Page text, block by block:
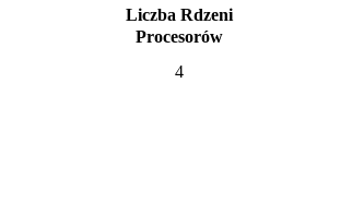
Liczba Rdzeni
Procesorów
4